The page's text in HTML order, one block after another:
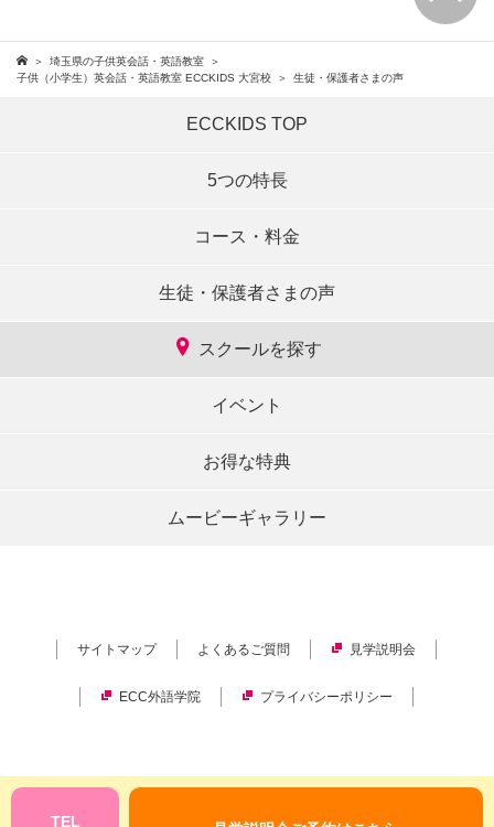
TEL
埼玉県の子供英会話・英語教室
子供（小学生）英会話・英語教室 ECCKIDS 大宮校
生徒・保護者さまの声
ECCKIDS TOP
5つの特長
コース・料金
生徒・保護者さまの声
スクールを探す
イベント
お得な特典
ムービーギャラリー
サイトマップ よくあるご質問 見学説明会
ECC外語学院 プライバシーポリシー
All rights reserved.